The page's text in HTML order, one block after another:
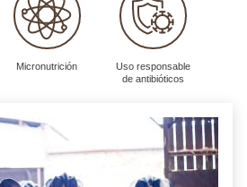
Micronutrición
Uso responsable
de antibióticos